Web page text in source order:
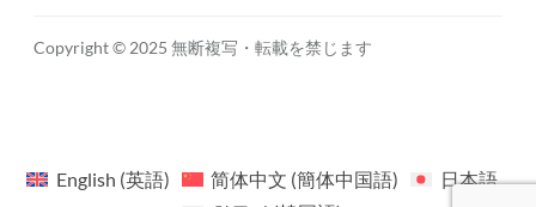
Copyright © 2025 無断複写・転載を禁じます
English (英語) 简体中文 (簡体中国語)
日本語